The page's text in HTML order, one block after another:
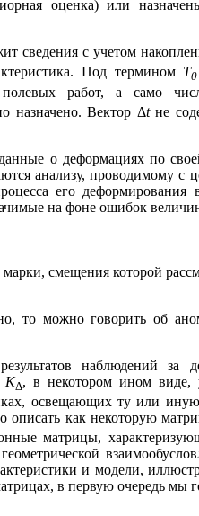
оценка) или
сведения с учетом
Под термином Т0
полевых работ, а само
назначено. Вектор Δtне
о деформациях по
анализу, проводимому с
его
на фоне ошибок
смещения которой
то можно говорить об
наблюдений за
KΔ, в некотором ином виде,
освещающих ту или
описать как некоторую
матрицы,
и модели,
в первую очередь мы